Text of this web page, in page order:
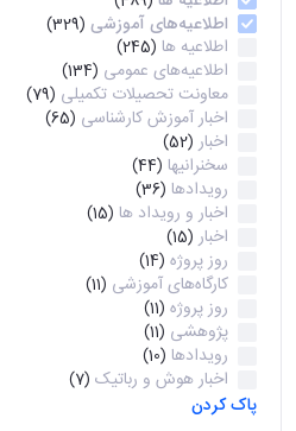
اطلاعیه‌های‌ آموزشی (329)
اطلاعیه ها (245)
اطلاعیه‌های عمومی (134)
معاونت تحصیلات تکمیلی (79)
اخبار آموزش کارشناسی (65)
اخبار (52)
سخنرانیها (44)
رویدادها (36)
اخبار و رویداد ها (15)
اخبار (15)
روز پروژه (14)
کارگاه‌های آموزشی (11)
روز پروژه (11)
پژوهشی (11)
رویدادها (10)
اخبار هوش و رباتیک (7)
پاک کردن